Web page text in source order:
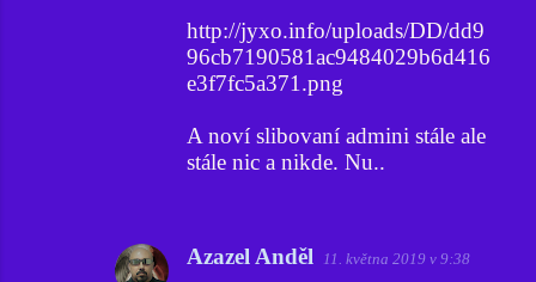
http://jyxo.info/uploads/DD/dd9
96cb7190581ac9484029b6d416
e3f7fc5a371.png
A noví slibovaní admini stále ale
stále nic a nikde. Nu..
Azazel Anděl 11. května 2019 v 9:38